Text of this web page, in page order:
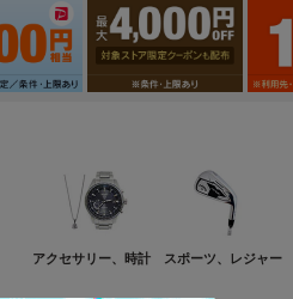
アクセサリー、時計 スポーツ、レジャー